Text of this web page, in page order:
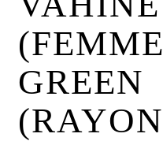
GREEN